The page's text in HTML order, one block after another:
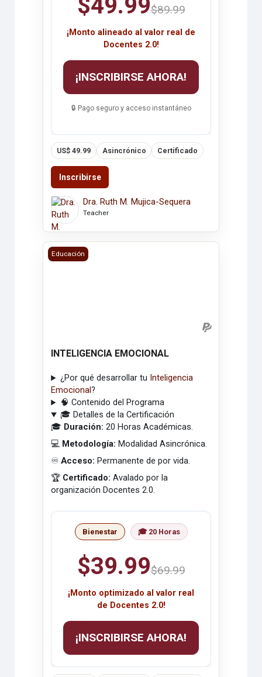
$49.99$89.99
¡Monto alineado al valor real de
Docentes 2.0!
¡INSCRIBIRSE AHORA!
🔒 Pago seguro y acceso instantáneo
US$ 49.99 Asincrónico Certificado
Inscribirse
Dra. Ruth M. Mujica-Sequera
Teacher
INTELIGENCIA EMOCIONAL
Educación
INTELIGENCIA EMOCIONAL
¿Por qué desarrollar tu Inteligencia
Emocional?
🧠 Contenido del Programa
🎓 Detalles de la Certificación
🎓 Duración: 20 Horas Académicas.
💻 Metodología: Modalidad Asincrónica.
♾️Acceso: Permanente de por vida.
🏆 Certificado: Avalado por la
organización Docentes 2.0.
Bienestar 🎓 20 Horas
$39.99$69.99
¡Monto optimizado al valor real
de Docentes 2.0!
¡INSCRIBIRSE AHORA!